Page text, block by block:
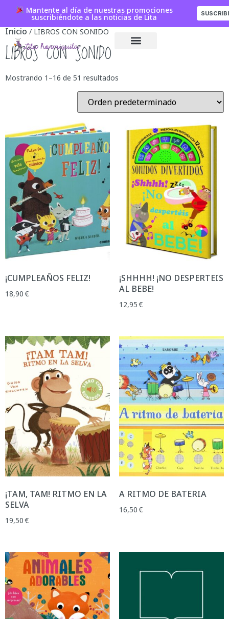
Mantente al día de nuestras promociones
suscribiéndote a las noticias de Lita
Inicio / LIBROS CON SONIDO
LIBROS CON SONIDO
Mostrando 1–16 de 51 resultados
¡CUMPLEAÑOS FELIZ!
18,90€
¡SHHHH! ¡NO DESPERTEIS
AL BEBE!
12,95€
¡TAM, TAM! RITMO EN LA
SELVA
19,50€
A RITMO DE BATERIA
16,50€